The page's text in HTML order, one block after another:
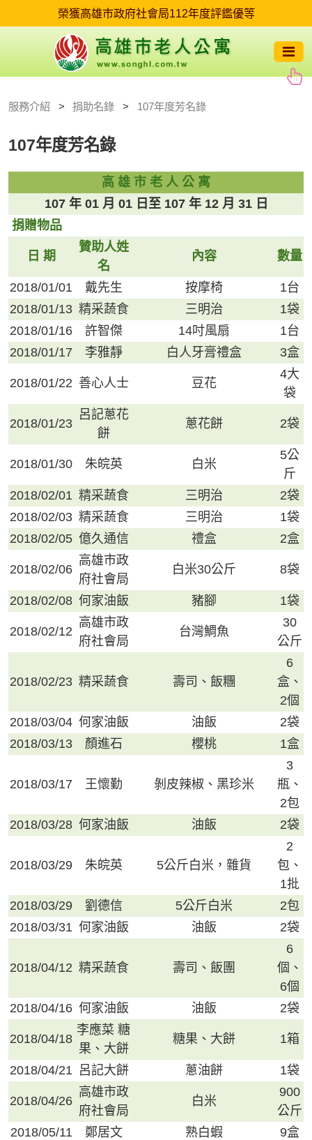
服務介紹 捐助名錄 107年度芳名錄
107年度芳名錄
高 雄 市 老 人 公 寓
107 年 01 月 01 日至 107 年 12 月 31 日
捐贈物品
日 期
贊助人姓
名
內容 數量
2018/01/01 戴先生 按摩椅
1台
2018/01/13 精采蔬食 三明治
1袋
2018/01/16
許智傑 14吋風扇
1台
2018/01/17
李雅靜 白人牙膏禮盒 3盒
2018/01/22 善心人士 豆花
4大
袋
2018/01/23
呂記蔥花
餅
蔥花餅 2袋
2018/01/30 朱皖英 白米
5公
斤
2018/02/01 精采蔬食 三明治
2袋
2018/02/03 精采蔬食 三明治
1袋
2018/02/05 億久通信 禮盒 2盒
2018/02/06
高雄市政
府社會局
白米30公斤 8袋
2018/02/08 何家油飯 豬腳 1袋
2018/02/12
高雄市政
府社會局
台灣鯛魚
30
公斤
2018/02/23 精采蔬食 壽司、飯糰
6
盒、
2個
2018/03/04 何家油飯 油飯
2袋
2018/03/13
顏進石 櫻桃 1盒
2018/03/17 王懷勤 剝皮辣椒、黑珍米
3
瓶、
2包
2018/03/28 何家油飯 油飯 2袋
2018/03/29 朱皖英 5公斤白米，雜貨
2
包、
1批
2018/03/29
劉德信 5公斤白米
2包
2018/03/31 何家油飯 油飯 2袋
2018/04/12 精采蔬食 壽司、飯團
6
個、
6個
2018/04/16 何家油飯 油飯 2袋
2018/04/18
李應菜 糖
果、大餅
糖果、大餅 1箱
2018/04/21 呂記大餅 蔥油餅 1袋
2018/04/26
高雄市政
府社會局
白米
900
公斤
2018/05/11
鄭居文 熟白蝦
9盒